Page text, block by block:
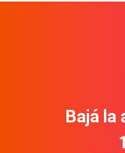
Bajá la